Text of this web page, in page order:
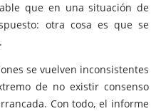
que en una situación de
otra cosa es que se
se vuelven inconsistentes
de no existir consenso
Con todo, el informe